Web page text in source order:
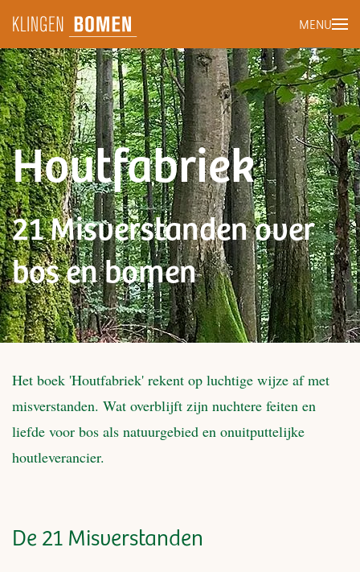
Terug naar hoofdinhoud
MENU
Houtfabriek
21 Misverstanden over
bos en bomen
Het boek 'Houtfabriek' rekent op luchtige wijze af met
misverstanden. Wat overblijft zijn nuchtere feiten en
liefde voor bos als natuurgebied en onuitputtelijke
houtleverancier.
De 21 Misverstanden